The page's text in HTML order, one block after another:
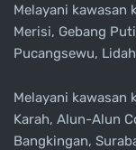
Melayani kawasan
Merisi, Gebang
Pucangsewu,
Melayani kawasan
Karah, Alun-Alun
Bangkingan,